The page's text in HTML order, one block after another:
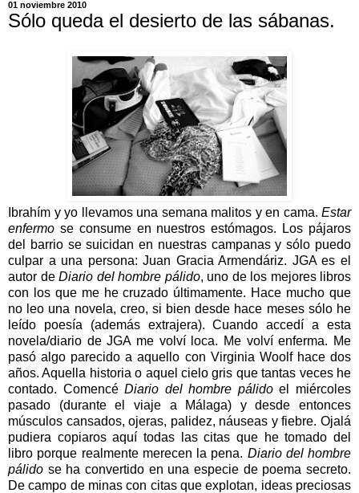
01 noviembre 2010
Sólo queda el desierto de las sábanas.
Ibrahím y yo llevamos una semana malitos y en cama. Estar
enfermo se consume en nuestros estómagos. Los pájaros
del barrio se suicidan en nuestras campanas y sólo puedo
culpar a una persona: Juan Gracia Armendáriz. JGA es el
autor de Diario del hombre pálido, uno de los mejores libros
con los que me he cruzado últimamente. Hace mucho que
no leo una novela, creo, si bien desde hace meses sólo he
leído poesía (además extrajera). Cuando accedí a esta
novela/diario de JGA me volví loca. Me volví enferma. Me
pasó algo parecido a aquello con Virginia Woolf hace dos
años. Aquella historia o aquel cielo gris que tantas veces he
contado. ComencéDiario del hombre pálidoel miércoles
pasado (durante el viaje a Málaga) y desde entonces
músculos cansados, ojeras, palidez, náuseas y fiebre. Ojalá
pudiera copiaros aquí todas las citas que he tomado del
libro porque realmente merecen la pena. Diario del hombre
pálido se ha convertido en una especie de poema secreto.
De campo de minas con citas que explotan, ideas preciosas